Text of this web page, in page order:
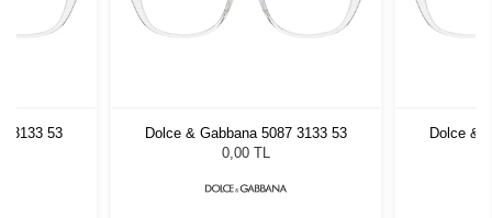
3133 53
Dolce & Gabbana 5087 3133 53
0,00 TL
Dolce &